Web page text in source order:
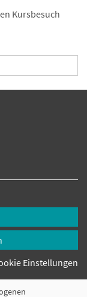
Kursbesuch
Einstellungen